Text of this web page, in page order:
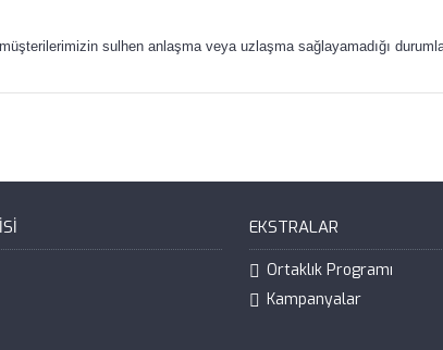
sulhen anlaşma veya uzlaşma sağlayamadığı
EKSTRALAR
Ortaklık Programı
Kampanyalar